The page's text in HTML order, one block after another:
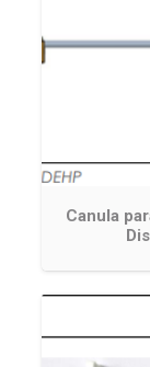
Canula